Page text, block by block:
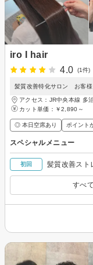
iro I hair
4.0
(1件)
髪質改善特化サロン お客様
アクセス：JR中央本線 多
カット単価： ￥2,890～
◎ 本日空席あり ポイント
スペシャルメニュー
初回 髪質改善スト
すべ